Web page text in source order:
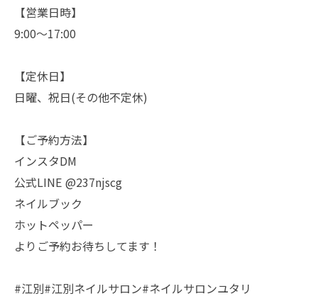
【営業日時】
9:00〜17:00
【定休日】
日曜、祝日(その他不定休)
【ご予約方法】
インスタDM
公式LINE @237njscg
ネイルブック
ホットペッパー
よりご予約お待ちしてます！
#江別#江別ネイルサロン#ネイルサロンユタリ